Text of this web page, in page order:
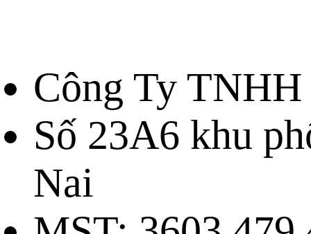
Công Ty
Số 23A6 khu
Nai